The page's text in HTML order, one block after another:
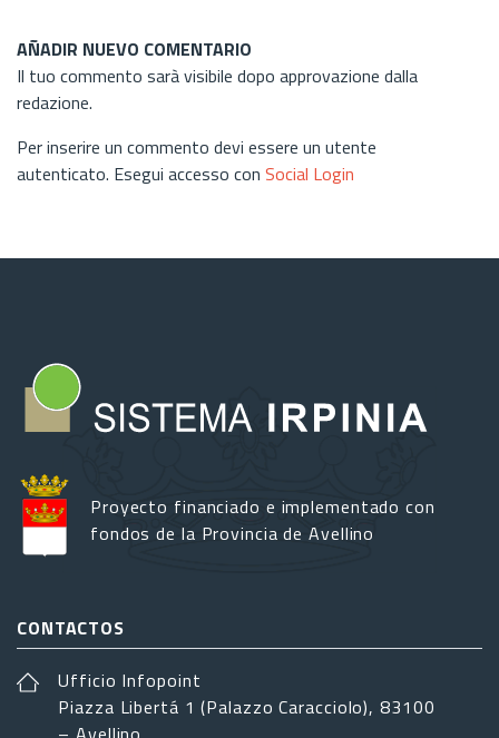
AÑADIR NUEVO COMENTARIO
Il tuo commento sarà visibile dopo approvazione dalla
redazione.
Per inserire un commento devi essere un utente
autenticato. Esegui accesso con Social Login
Proyecto financiado e implementado con
fondos de la Provincia de Avellino
CONTACTOS
Ufficio Infopoint
Piazza Libertá 1 (Palazzo Caracciolo), 83100